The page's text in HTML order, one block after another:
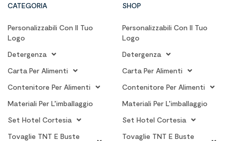
CATEGORIA
Personalizzabili Con Il Tuo
Logo
Detergenza
Carta Per Alimenti
Contenitore Per Alimenti
Materiali Per L’imballaggio
Set Hotel Cortesia
Tovaglie TNT E Buste
SHOP
Personalizzabili Con Il Tuo
Logo
Detergenza
Carta Per Alimenti
Contenitore Per Alimenti
Materiali Per L’imballaggio
Set Hotel Cortesia
Tovaglie TNT E Buste